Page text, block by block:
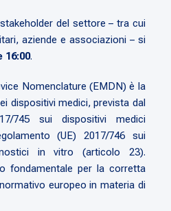
del settore – tra cui
aziende e associazioni – si
16:00.
Nomenclature (EMDN) è la
dispositivi medici, prevista dal
745 sui dispositivi medici
(UE) 2017/746 sui
in vitro (articolo 23).
fondamentale per la corretta
europeo in materia di